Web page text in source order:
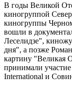
В годы Великой
киногруппой
киногруппы
вошли в
Леселидзе",
дня", а позже
картину "Великая
принимали
International и